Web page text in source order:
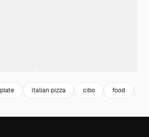
italian pizza cibo food